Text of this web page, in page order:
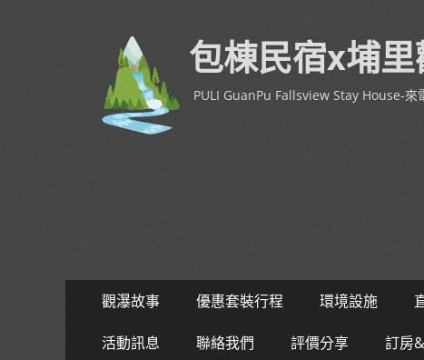
包棟民宿x埔
PULI GuanPu Fallsview Stay House-
Primary
Menu
Skip
content
觀瀑故事 優惠套裝行程 環境設施
活動訊息 聯絡我們 評價分享 訂房